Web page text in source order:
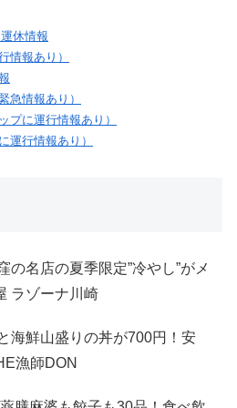
休情報
情報あり）
急情報あり）
プに運行情報あり）
運行情報あり）
の名店の夏季限定”冷やし”がメ
ラゾーナ川崎
海鮮山盛りの丼が700円！安
漁師DON